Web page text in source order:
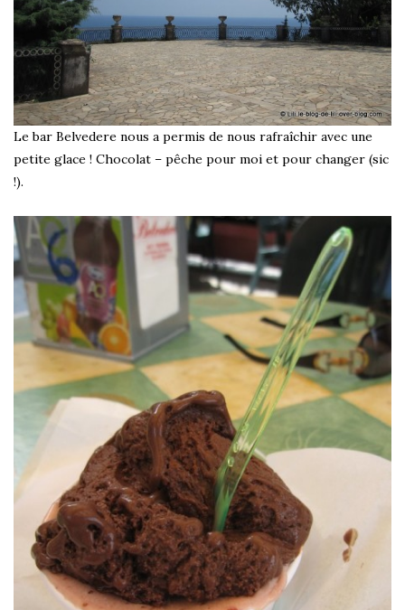
Le bar Belvedere nous a permis de nous rafraîchir avec une
petite glace ! Chocolat – pêche pour moi et pour changer (sic
!).